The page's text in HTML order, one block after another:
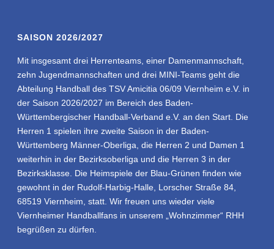
SAISON 2026/2027
Mit insgesamt drei Herrenteams, einer Damenmannschaft,
zehn Jugendmannschaften und drei MINI-Teams geht die
Abteilung Handball des TSV Amicitia 06/09 Viernheim e.V. in
der Saison 2026/2027 im Bereich des Baden-
Württembergischer Handball-Verband e.V. an den Start. Die
Herren 1 spielen ihre zweite Saison in der Baden-
Württemberg Männer-Oberliga, die Herren 2 und Damen 1
weiterhin in der Bezirksoberliga und die Herren 3 in der
Bezirksklasse. Die Heimspiele der Blau-Grünen finden wie
gewohnt in der Rudolf-Harbig-Halle, Lorscher Straße 84,
68519 Viernheim, statt. Wir freuen uns wieder viele
Viernheimer Handballfans in unserem „Wohnzimmer“ RHH
begrüßen zu dürfen.